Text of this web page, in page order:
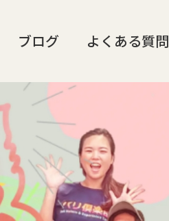
ブログ よくある質問